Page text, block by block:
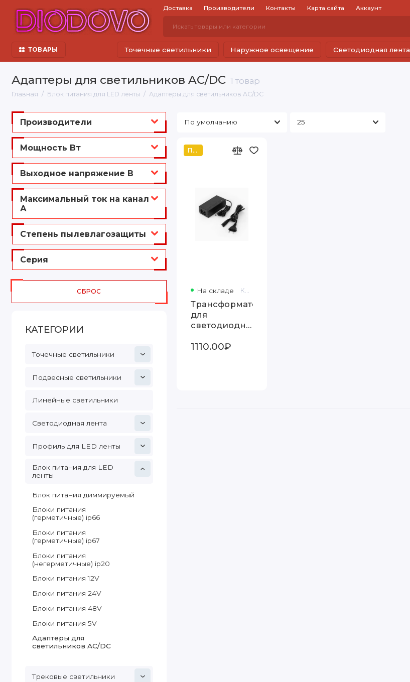
Доставка Производители Контакты Карта сайта Аккаунт
ТОВАРЫ Точечные светильники Наружное освещение Светодиодная лента
Адаптеры для светильников AC/DC 1 товар
Главная Блок питания для LED ленты Адаптеры для светильников AC/DC
Производители
Мощность Вт
Выходное напряжение В
Максимальный ток на канал
А
Степень пылевлагозащиты
Серия
СБРОС
КАТЕГОРИИ
Точечные светильники
Подвесные светильники
Линейные светильники
Светодиодная лента
Профиль для LED ленты
Блок питания для LED
ленты
Блок питания диммируемый
Блоки питания
(герметичные) ip66
Блоки питания
(герметичные) ip67
Блоки питания
(негерметичные) ip20
Блоки питания 12V
Блоки питания 24V
Блоки питания 48V
Блоки питания 5V
Адаптеры для
светильников AC/DC
Трековые светильники
Популярный
На складе Код товара: 7781
Трансформатор
для
светодиодной
72W
1110.00₽